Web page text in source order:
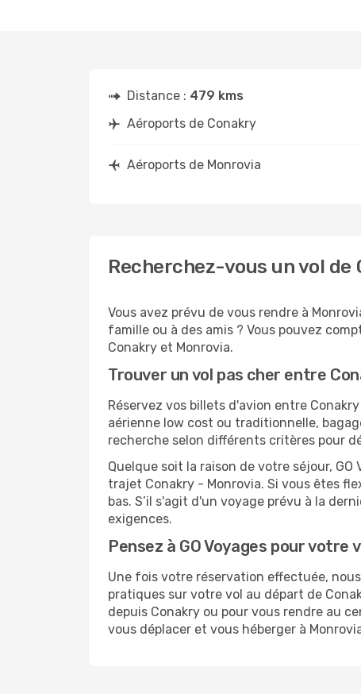
Distance : 479 kms
Aéroports de Conakry
Aéroports de Monrovia
Recherchez-vous un vol de
Vous avez prévu de vous rendre à
famille ou à des amis ? Vous pouvez
Conakry et Monrovia.
Trouver un vol pas cher entre
Réservez vos billets d'avion entre
aérienne low cost ou traditionnelle,
recherche selon différents critères pour
Quelque soit la raison de votre séjour,
trajet Conakry - Monrovia. Si vous êtes
bas. S’il s'agit d'un voyage prévu à la
exigences.
Pensez à GO Voyages pour votre
Une fois votre réservation effectuée,
pratiques sur votre vol au départ de
depuis Conakry ou pour vous rendre au
vous déplacer et vous héberger à